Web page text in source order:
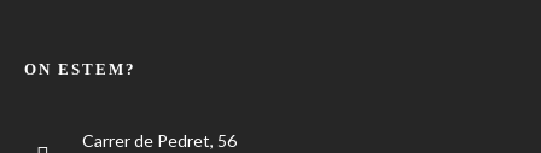
ON ESTEM?
Carrer de Pedret, 56